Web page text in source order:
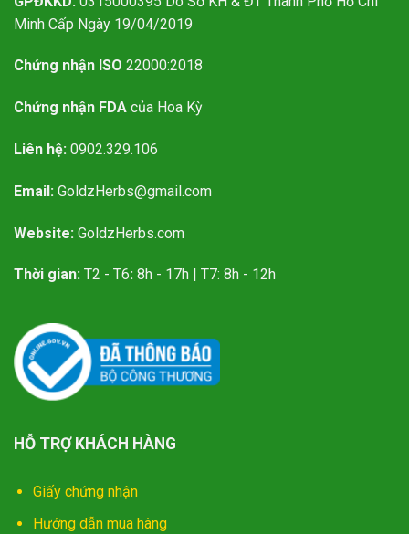
Minh Cấp Ngày 19/04/2019
Chứng nhận ISO 22000:2018
Chứng nhận FDA của Hoa Kỳ
Liên hệ: 0902.329.106
Email: GoldzHerbs@gmail.com
Website: GoldzHerbs.com
Thời gian: T2 - T6: 8h - 17h | T7: 8h - 12h
HỖ TRỢ KHÁCH HÀNG
Giấy chứng nhận
Hướng dẫn mua hàng